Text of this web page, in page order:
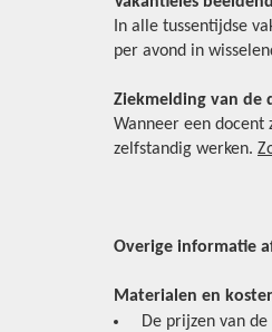
In alle tussentijdse
per avond in
Ziekmelding van de
Wanneer een docent
zelfstandig werken.
Overige informatie
Materialen en
De prijzen van